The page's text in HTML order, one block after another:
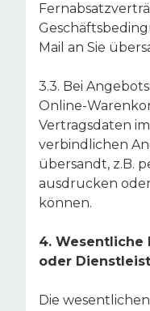
Mail an Sie
3.3. Bei
Online-
Vertragsdaten
verbindlichen
übersandt, z.B.
ausdrucken
können.
4. Wesentliche
oder
Die